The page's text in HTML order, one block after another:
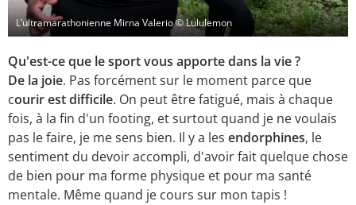
L’ultramarathonienne Mirna Valerio © Lululemon
Qu'est-ce que le sport vous apporte dans la vie ?
De la joie. Pas forcément sur le moment parce que
courir est difficile. On peut être fatigué, mais à chaque
fois, à la fin d'un footing, et surtout quand je ne voulais
pas le faire, je me sens bien. Il y a les endorphines, le
sentiment du devoir accompli, d'avoir fait quelque chose
de bien pour ma forme physique et pour ma santé
mentale. Même quand je cours sur mon tapis !